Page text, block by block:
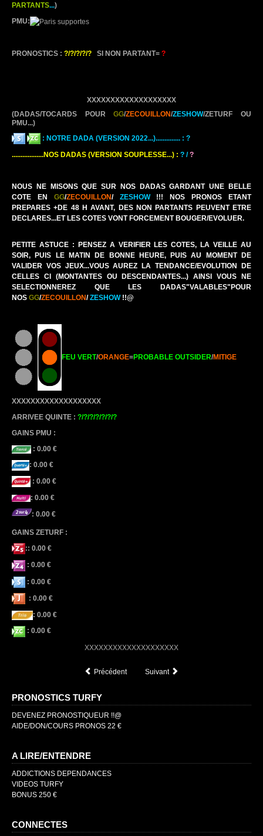
PARTANTS...)
PMU:
PRONOSTICS : ?/?/?/?/? SI NON PARTANT= ?
XXXXXXXXXXXXXXXXXXX
(DADAS/TOCARDS POURGG/ZECOUILLON/ZESHOW/ZETURF OU
PMU...)
: NOTRE DADA (VERSION 2022...).............. : ?
..................NOS DADAS (VERSION SOUPLESSE...) : ? / ?
NOUS NE MISONS QUE SUR NOS DADAS GARDANT UNE BELLE
COTE EN GG/ZECOUILLON/ ZESHOW!!! NOS PRONOS ETANT
PREPARES +DE 48 H AVANT, DES NON PARTANTS PEUVENT ETRE
DECLARES...ET LES COTES VONT FORCEMENT BOUGER/EVOLUER.
PETITE ASTUCE : PENSEZ A VERIFIER LES COTES, LA VEILLE AU
SOIR, PUIS LE MATIN DE BONNE HEURE, PUIS AU MOMENT DE
VALIDER VOS JEUX...VOUS AUREZ LA TENDANCE/EVOLUTION DE
CELLES CI (MONTANTES OU DESCENDANTES...) AINSI VOUS NE
SELECTIONNEREZ QUE LES DADAS"VALABLES"POUR
NOS GG/ZECOUILLON/ZESHOW!!@
FEU VERT/ORANGE=PROBABLE OUTSIDER/MITIGE
XXXXXXXXXXXXXXXXXXX
ARRIVEE QUINTE : ?/?/?/?/?/?/?
GAINS PMU :
: 0.00 €
: 0.00 €
: 0.00 €
: 0.00 €
: 0.00 €
GAINS ZETURF :
:: 0.00 €
: 0.00 €
: 0.00 €
: 0.00 €
: 0.00 €
: 0.00 €
XXXXXXXXXXXXXXXXXXXX
Précédent Suivant
PRONOSTICS TURFY
DEVENEZ PRONOSTIQUEUR !!@
AIDE/DON/COURS PRONOS 22 €
A LIRE/ENTENDRE
ADDICTIONS DEPENDANCES
VIDEOS TURFY
BONUS 250 €
CONNECTES